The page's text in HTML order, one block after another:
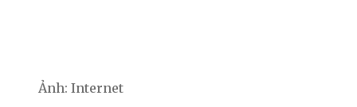
Ảnh: Internet